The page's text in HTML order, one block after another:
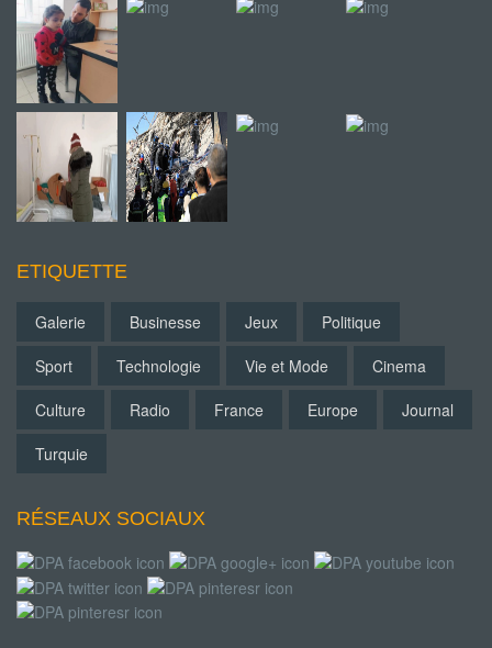
ETIQUETTE
Galerie Businesse Jeux
Politique
Sport
Technologie Vie et Mode
Cinema
Culture
Radio France Europe
Journal
Turquie
RÉSEAUX SOCIAUX